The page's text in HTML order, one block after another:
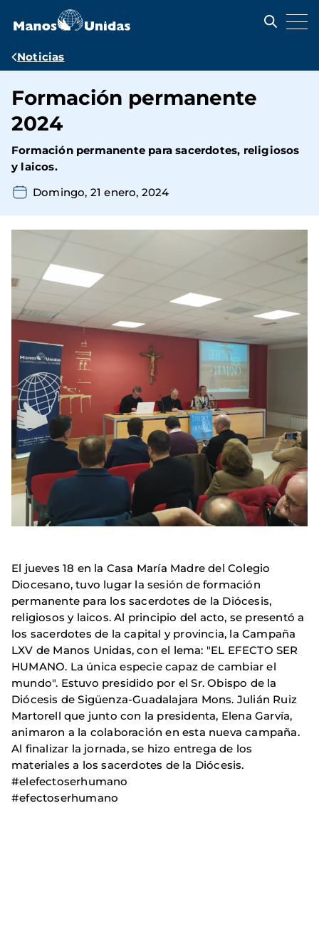
contenido
Ruta
navegación
Noticias
Formación permanente
2024
Formación permanente para sacerdotes, religiosos
y laicos.
Domingo, 21 enero, 2024
El jueves 18 en la Casa María Madre del Colegio
Diocesano, tuvo lugar la sesión de formación
permanente para los sacerdotes de la Diócesis,
religiosos y laicos. Al principio del acto, se presentó a
los sacerdotes de la capital y provincia, la Campaña
LXV de Manos Unidas, con el lema: "EL EFECTO SER
HUMANO. La única especie capaz de cambiar el
mundo". Estuvo presidido por el Sr. Obispo de la
Diócesis de Sigüenza-Guadalajara Mons. Julián Ruiz
Martorell que junto con la presidenta, Elena Garvía,
animaron a la colaboración en esta nueva campaña.
Al finalizar la jornada, se hizo entrega de los
materiales a los sacerdotes de la Diócesis.
#elefectoserhumano
#efectoserhumano